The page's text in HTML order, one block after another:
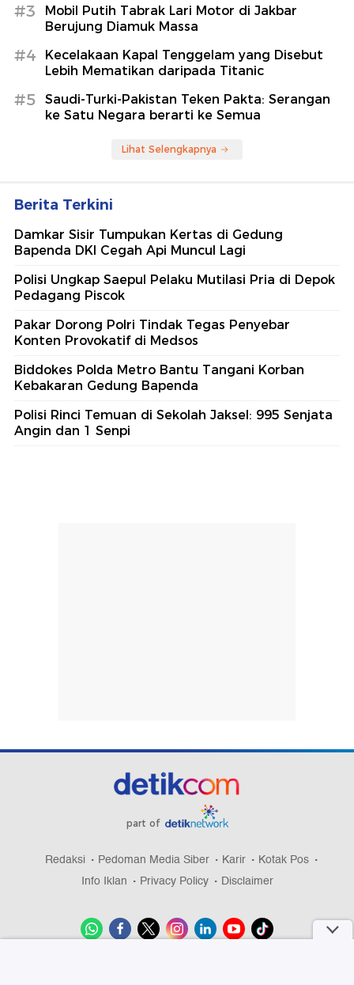
#3
Mobil Putih Tabrak Lari Motor di Jakbar
Berujung Diamuk Massa
#4
Kecelakaan Kapal Tenggelam yang Disebut
Lebih Mematikan daripada Titanic
#5
Saudi-Turki-Pakistan Teken Pakta: Serangan
ke Satu Negara berarti ke Semua
Lihat Selengkapnya
Berita Terkini
Damkar Sisir Tumpukan Kertas di Gedung
Bapenda DKI Cegah Api Muncul Lagi
Polisi Ungkap Saepul Pelaku Mutilasi Pria di Depok
Pedagang Piscok
Pakar Dorong Polri Tindak Tegas Penyebar
Konten Provokatif di Medsos
Biddokes Polda Metro Bantu Tangani Korban
Kebakaran Gedung Bapenda
Polisi Rinci Temuan di Sekolah Jaksel: 995 Senjata
Angin dan 1 Senpi
part of
Redaksi Pedoman Media Siber Karir
Kotak Pos
Info Iklan
Privacy Policy Disclaimer